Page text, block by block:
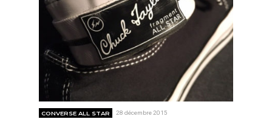
CONVERSE ALL STAR 28 décembre 2015